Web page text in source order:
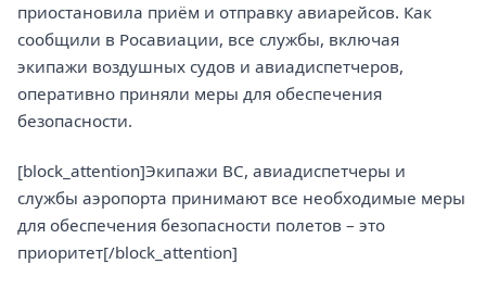
приостановила приём и отправку авиарейсов. Как
сообщили в Росавиации, все службы, включая
экипажи воздушных судов и авиадиспетчеров,
оперативно приняли меры для обеспечения
безопасности.
[block_attention]Экипажи ВС, авиадиспетчеры и
службы аэропорта принимают все необходимые меры
для обеспечения безопасности полетов – это
приоритет[/block_attention]